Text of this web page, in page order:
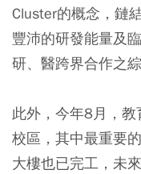
Cluster的概念，鏈
豐沛的研發能量及
研、醫跨界合作之
此外，今年8月，
校區，其中最重要
大樓也已完工，未